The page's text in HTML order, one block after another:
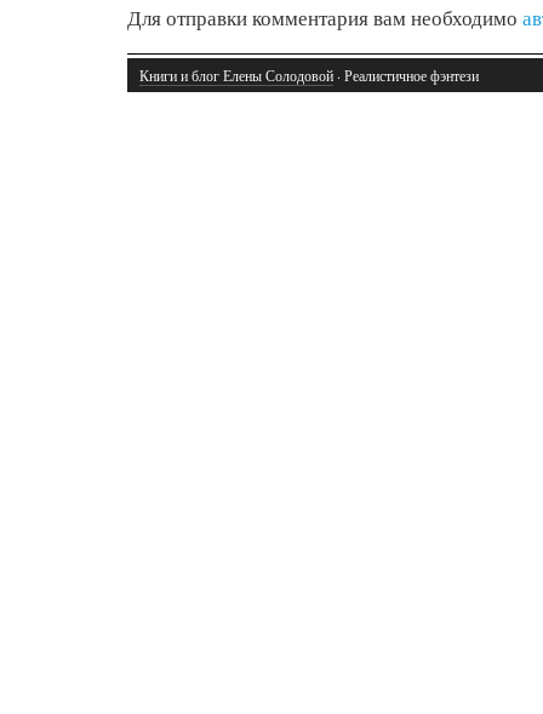
Для отправки комментария вам необходимо
Книги и блог Елены Солодовой · Реалистичное фэнтези